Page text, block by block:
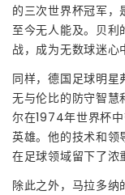
的三次世界杯冠军
至今无人能及。贝
战，成为无数球迷心
同样，德国足球明星
无与伦比的防守智慧
尔在1974年世界杯
英雄。他的技术和领
在足球领域留下了浓
除此之外，马拉多纳